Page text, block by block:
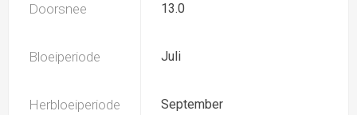
Doorsnee 13.0
Bloeiperiode Juli
Herbloeiperiode September